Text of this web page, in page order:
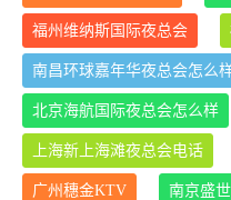
福州维纳斯国际夜总会
南昌环球嘉年华夜总会怎么
北京海航国际夜总会怎么样
上海新上海滩夜总会电话
广州穗金KTV 南京盛